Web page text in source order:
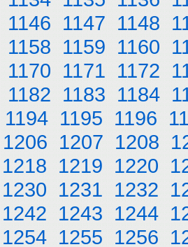
1146 1147 1148
1158 1159 1160
1170 1171 1172
1182 1183 1184
1194 1195 1196
1206 1207 1208
1218 1219 1220
1230 1231 1232
1242 1243 1244
1254 1255 1256